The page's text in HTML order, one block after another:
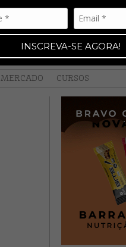
INSCREVA-SE AGORA!
MERCADO CURSOS